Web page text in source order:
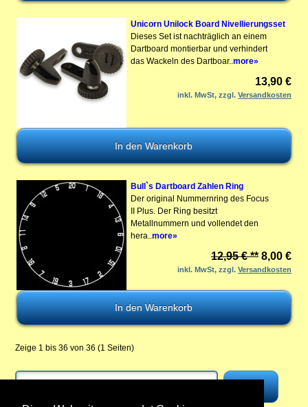
Unicorn Unilock Board Nivellierungsset
Dieses Set ist nachträglich an einem
Dartboard montierbar und verhindert
das Wackeln des Dartboar..more»
13,90 €
inkl. MwSt, zzgl.Versandkosten
Bull`s Dartboard Zahlen Ring
Der original Nummernring des Focus
II Plus. Der Ring besitzt
Metallnummern und vollendet den
hera.. more»
12,95 € ** 8,00 €
inkl. MwSt, zzgl.Versandkosten
Zeige 1 bis 36 von 36 (1 Seiten)